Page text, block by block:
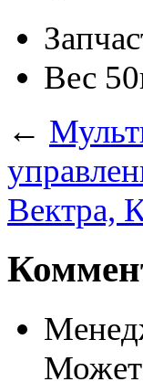
Вес
←
Вектра,